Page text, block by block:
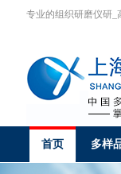
专业的组织研磨仪研_
首页 多样